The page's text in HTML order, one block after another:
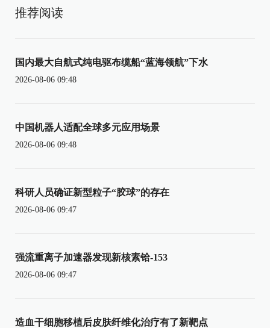
推荐阅读
国内最大自航式纯电驱布缆船“蓝海领航”下水
2026-08-06 09:48
中国机器人适配全球多元应用场景
2026-08-06 09:48
科研人员确证新型粒子“胶球”的存在
2026-08-06 09:47
强流重离子加速器发现新核素铪-153
2026-08-06 09:47
造血干细胞移植后皮肤纤维化治疗有了新靶点